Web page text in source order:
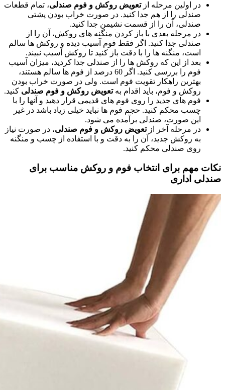
در اولین مرحله ازتعویض روکش و فوم صندلی، تمام قطعات
صندلی را از هم جدا کنید. در صورت خراب بودن پشتی
صندلی، آن را از قسمت نشیمن جدا کنید.
در مرحله بعدی با باز کردن منگنه های روکش، آن را از
صندلی جدا کنید. اگر فقط فوم آسیب دیده و روکش ها سالم
است، منگنه ها را با دقت باز کنید تا روکش آسیب نبیند.
بعد از این که روکش ها را از صندلی جدا کردید، میزان آسیب
فوم را بررسی کنید. اگر 60 درصد از فوم ها سالم هستند،
بهترین راهکار تقویت فوم است. ولی در صورت خراب بودن
روکش و فوم، باید اقدام بهتعویض روکش و فوم صندلی کنید.
فوم های جدید را روی فوم های قدیمی قرار دهید و آنها را با
چسب محکم کنید. حجم فوم ها نباید خیلی زیاد باشد در غیر
این صورت، صندلی برآمده می شود.
در مرحله آخر ازتعویض روکش و فوم صندلی، در صورت نیاز
به روکش جدید، آن را به دقت و با استفاده از چسب و منگنه
روی صندلی محکم کنید.
نکات مهم برای انتخاب فوم و روکش مناسب برای
صندلی اداری